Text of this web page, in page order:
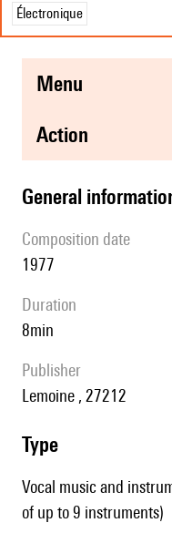
Électronique
menu
action
general
composition date
1977
duration
8min
publisher
Lemoine , 27212
type
Vocal music and
of up to 9 instruments)